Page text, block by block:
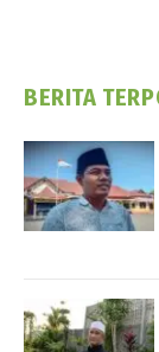
BERITA